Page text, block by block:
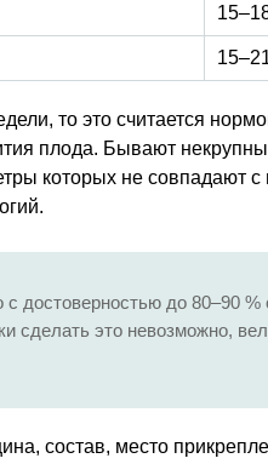
то это считается
плода. Бывают
которых не совпадают
достоверностью до 80–90 %
сделать это невозможно,
состав, место